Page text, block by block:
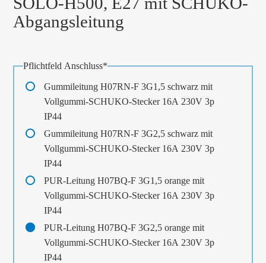
Abgangsleitung
Pflichtfeld Anschluss*
Gummileitung H07RN-F 3G1,5 schwarz mit
Vollgummi-SCHUKO-Stecker 16A 230V 3p
IP44
Gummileitung H07RN-F 3G2,5 schwarz mit
Vollgummi-SCHUKO-Stecker 16A 230V 3p
IP44
PUR-Leitung H07BQ-F 3G1,5 orange mit
Vollgummi-SCHUKO-Stecker 16A 230V 3p
IP44
PUR-Leitung H07BQ-F 3G2,5 orange mit
Vollgummi-SCHUKO-Stecker 16A 230V 3p
IP44